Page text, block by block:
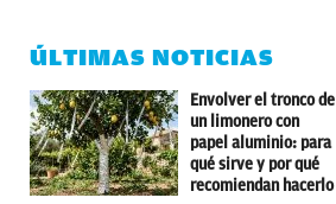
ÚLTIMAS NOTICIAS
Envolver el tronco de
un limonero con
papel aluminio: para
qué sirve y por qué
recomiendan hacerlo